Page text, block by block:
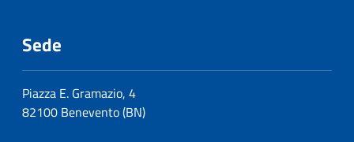
Sede
Piazza E. Gramazio, 4
82100 Benevento (BN)